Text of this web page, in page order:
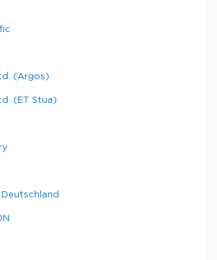
(Argos)
(ET Stua)
Deutschland